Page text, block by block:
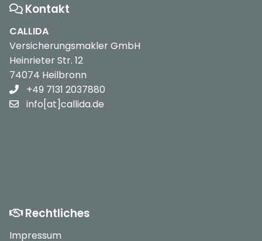
Kontakt
CALLIDA
Versicherungsmakler GmbH
Heinrieter Str. 12
74074 Heilbronn
+49 7131 2037880
info[at]callida.de
Rechtliches
Impressum